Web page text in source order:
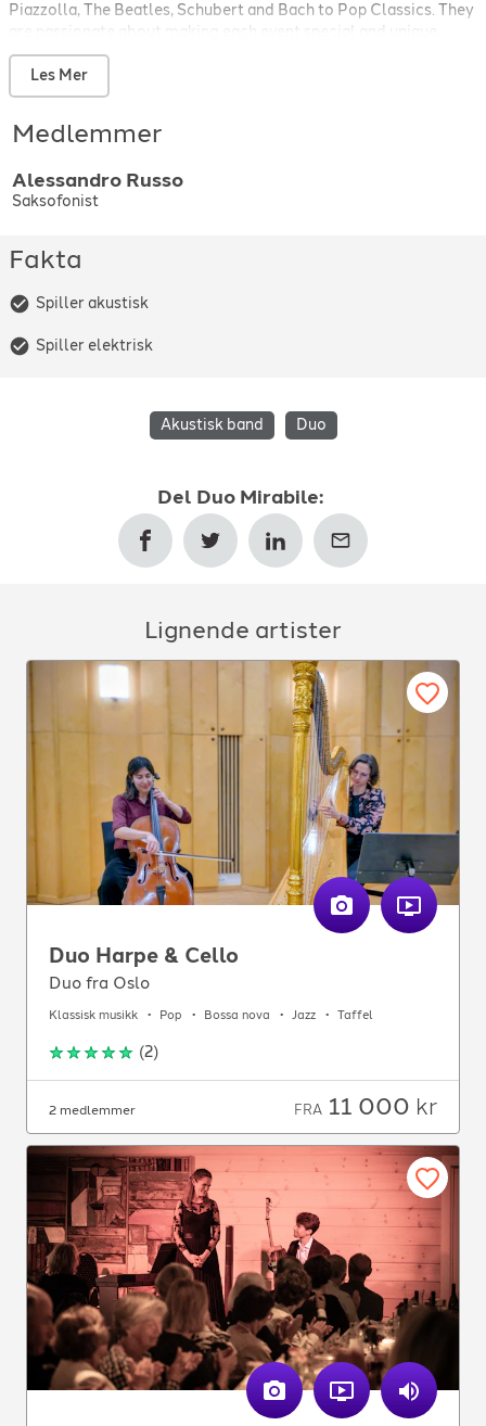
Piazzolla, The Beatles, Schubert and Bach to Pop Classics. They
are passionate about making each event special and unique,
tailoring their performance to fit the specific needs and
preferences of their clients. Whether it's a wedding, corporate
event, or private party, Alessandro and Ingeborg bring a touch of
their skillful playing and engaging stage presence, they have a
Les Mer
Medlemmer
Alessandro Russo
Saksofonist
Fakta
Spiller akustisk
Spiller elektrisk
Akustisk band Duo
Del Duo Mirabile:
Lignende artister
Duo Harpe & Cello
Duo fra Oslo
Klassisk musikk Pop Bossa nova Jazz Taffel
(2)
2 medlemmer FRA 11 000 kr